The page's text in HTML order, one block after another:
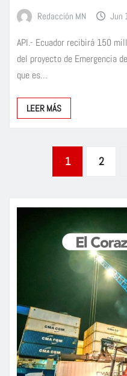
Redacción MN Jun
API.- Ecuador recibirá 150
del proyecto de Emergencia
que es…
LEER MÁS
Paginación
de
entradas
1 2